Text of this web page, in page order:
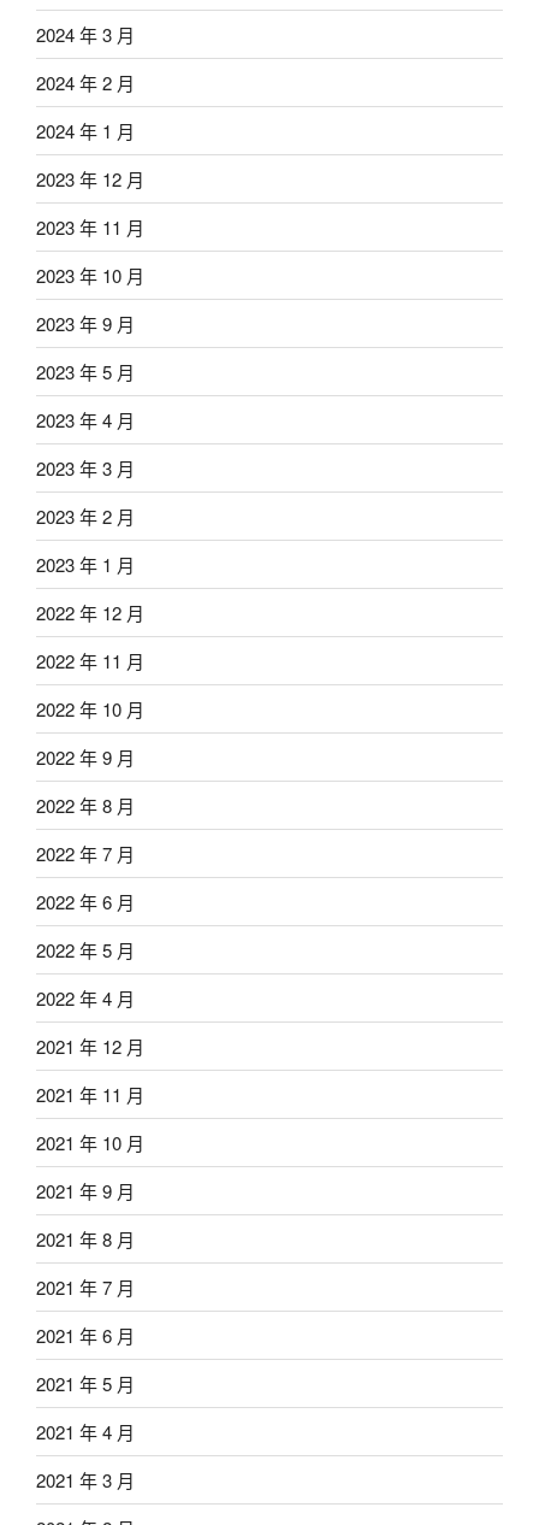
2024 年 3 月
2024 年 2 月
2024 年 1 月
2023 年 12 月
2023 年 11 月
2023 年 10 月
2023 年 9 月
2023 年 5 月
2023 年 4 月
2023 年 3 月
2023 年 2 月
2023 年 1 月
2022 年 12 月
2022 年 11 月
2022 年 10 月
2022 年 9 月
2022 年 8 月
2022 年 7 月
2022 年 6 月
2022 年 5 月
2022 年 4 月
2021 年 12 月
2021 年 11 月
2021 年 10 月
2021 年 9 月
2021 年 8 月
2021 年 7 月
2021 年 6 月
2021 年 5 月
2021 年 4 月
2021 年 3 月